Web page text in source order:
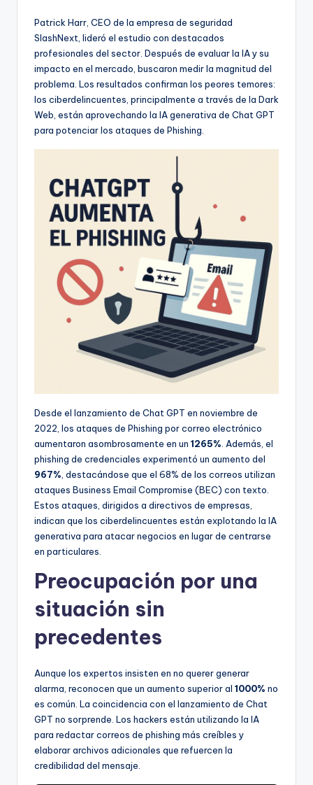
Patrick Harr, CEO de la empresa de seguridad
SlashNext, lideró el estudio con destacados
profesionales del sector. Después de evaluar la IA y su
impacto en el mercado, buscaron medir la magnitud del
problema. Los resultados confirman los peores temores:
los ciberdelincuentes, principalmente a través de la Dark
Web, están aprovechando la IA generativa de Chat GPT
para potenciar los ataques de Phishing.
Desde el lanzamiento de Chat GPT en noviembre de
2022, los ataques de Phishing por correo electrónico
aumentaron asombrosamente en un 1265% . Además, el
phishing de credenciales experimentó un aumento del
967% , destacándose que el 68% de los correos utilizan
ataques Business Email Compromise (BEC) con texto.
Estos ataques, dirigidos a directivos de empresas,
indican que los ciberdelincuentes están explotando la IA
generativa para atacar negocios en lugar de centrarse
en particulares.
Preocupación por una
situación sin
precedentes
Aunque los expertos insisten en no querer generar
alarma, reconocen que un aumento superior al 1000% no
es común. La coincidencia con el lanzamiento de Chat
GPT no sorprende. Los hackers están utilizando la IA
para redactar correos de phishing más creíbles y
elaborar archivos adicionales que refuercen la
credibilidad del mensaje.